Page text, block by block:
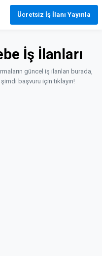
Ücretsiz İş İlanı Yayınla
İş İlanları
güncel iş ilanları burada,
başvuru için tıklayın!